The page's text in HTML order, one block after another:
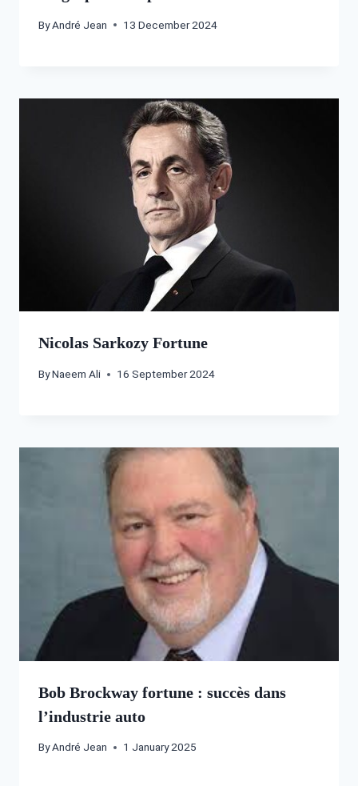
ByAndré Jean 13 December 2024
Nicolas Sarkozy Fortune
ByNaeem Ali 16 September 2024
Bob Brockway fortune : succès dans
l’industrie auto
ByAndré Jean 1 January 2025